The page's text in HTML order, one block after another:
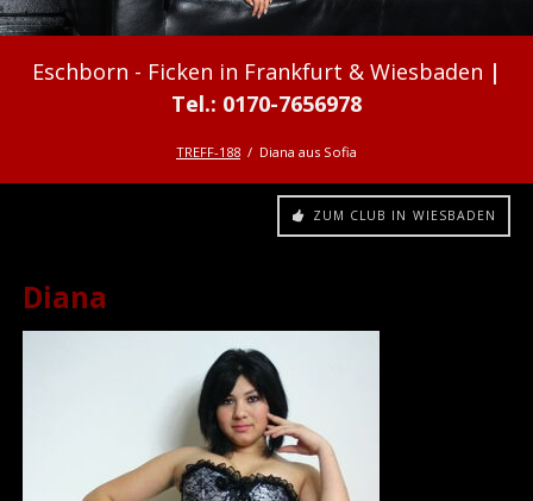
Ficken in Frankfurt & Wiesbaden
TREFF-188 Diana aus Sofia
ZUM CLUB IN WIESBADEN
Diana